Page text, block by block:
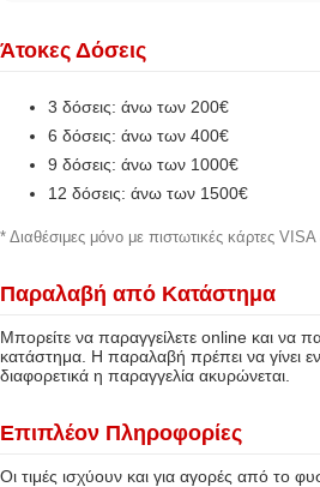
Άτοκες Δόσεις
3 δόσεις: άνω των 200€
6 δόσεις: άνω των 400€
9 δόσεις: άνω των 1000€
12 δόσεις: άνω των 1500€
* Διαθέσιμες μόνο με πιστωτικές κάρτες
Παραλαβή από Κατάστημα
Μπορείτε να παραγγείλετε online και να
κατάστημα. Η παραλαβή πρέπει να γίνει
διαφορετικά η παραγγελία ακυρώνεται.
Επιπλέον Πληροφορίες
Οι τιμές ισχύουν και για αγορές από το